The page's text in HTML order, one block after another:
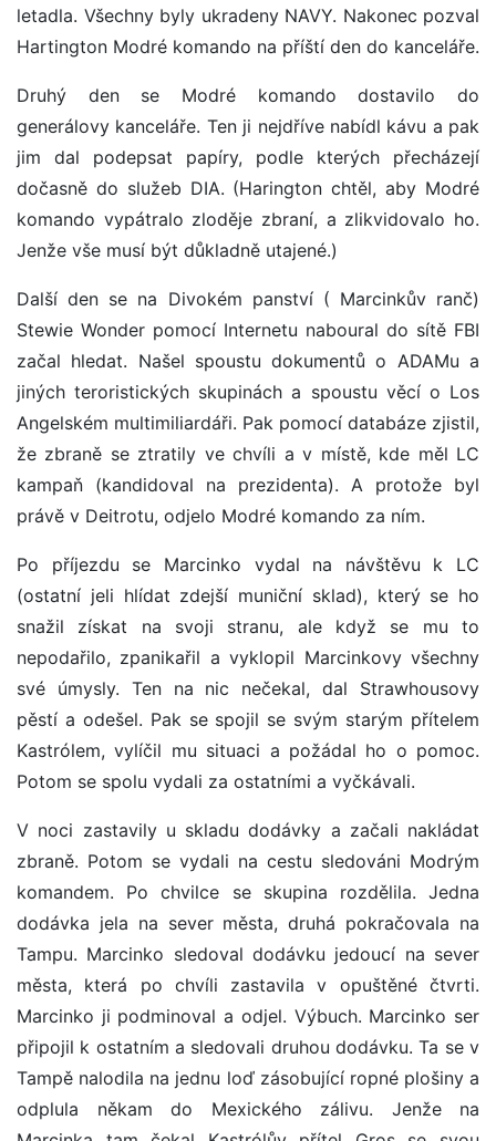
letadla. Všechny byly ukradeny NAVY. Nakonec pozval
Hartington Modré komando na příští den do kanceláře.
Druhý den se Modré komando dostavilo do
generálovy kanceláře. Ten ji nejdříve nabídl kávu a pak
jim dal podepsat papíry, podle kterých přecházejí
dočasně do služeb DIA. (Harington chtěl, aby Modré
komando vypátralo zloděje zbraní, a zlikvidovalo ho.
Jenže vše musí být důkladně utajené.)
Další den se na Divokém panství ( Marcinkův ranč)
Stewie Wonder pomocí Internetu naboural do sítě FBI
začal hledat. Našel spoustu dokumentů o ADAMu a
jiných teroristických skupinách a spoustu věcí o Los
Angelském multimiliardáři. Pak pomocí databáze zjistil,
že zbraně se ztratily ve chvíli a v místě, kde měl LC
kampaň (kandidoval na prezidenta). A protože byl
právě v Deitrotu, odjelo Modré komando za ním.
Po příjezdu se Marcinko vydal na návštěvu k LC
(ostatní jeli hlídat zdejší muniční sklad), který se ho
snažil získat na svoji stranu, ale když se mu to
nepodařilo, zpanikařil a vyklopil Marcinkovy všechny
své úmysly. Ten na nic nečekal, dal Strawhousovy
pěstí a odešel. Pak se spojil se svým starým přítelem
Kastrólem, vylíčil mu situaci a požádal ho o pomoc.
Potom se spolu vydali za ostatními a vyčkávali.
V noci zastavily u skladu dodávky a začali nakládat
zbraně. Potom se vydali na cestu sledováni Modrým
komandem. Po chvilce se skupina rozdělila. Jedna
dodávka jela na sever města, druhá pokračovala na
Tampu. Marcinko sledoval dodávku jedoucí na sever
města, která po chvíli zastavila v opuštěné čtvrti.
Marcinko ji podminoval a odjel. Výbuch. Marcinko ser
připojil k ostatním a sledovali druhou dodávku. Ta se v
Tampě nalodila na jednu loď zásobující ropné plošiny a
odplula někam do Mexického zálivu. Jenže na